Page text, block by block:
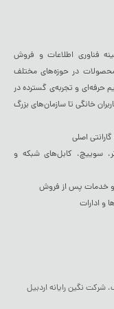
فناوری اطلاعات و فروش
محصولات در حوزه‌های مختلف
حرفه‌ای و تجربه‌ی گسترده در
خانگی تا سازمان‌های بزرگ
اصلی
سوییچ، کابل‌های شبکه و
و خدمات پس از فروش
و ادارات
شرکت نگین رایانه اردبیل